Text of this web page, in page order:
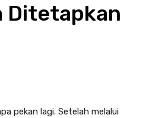
Ditetapkan
pekan lagi. Setelah melalui